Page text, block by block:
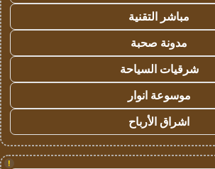
مباشر التقنية
مدونة صحبة
شرقيات السياحة
موسوعة انوار
اشراق الأرباح
!